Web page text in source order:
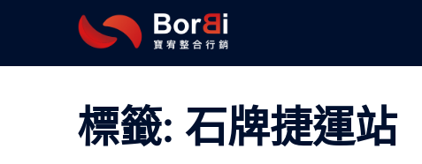
標籤: 石牌捷運站